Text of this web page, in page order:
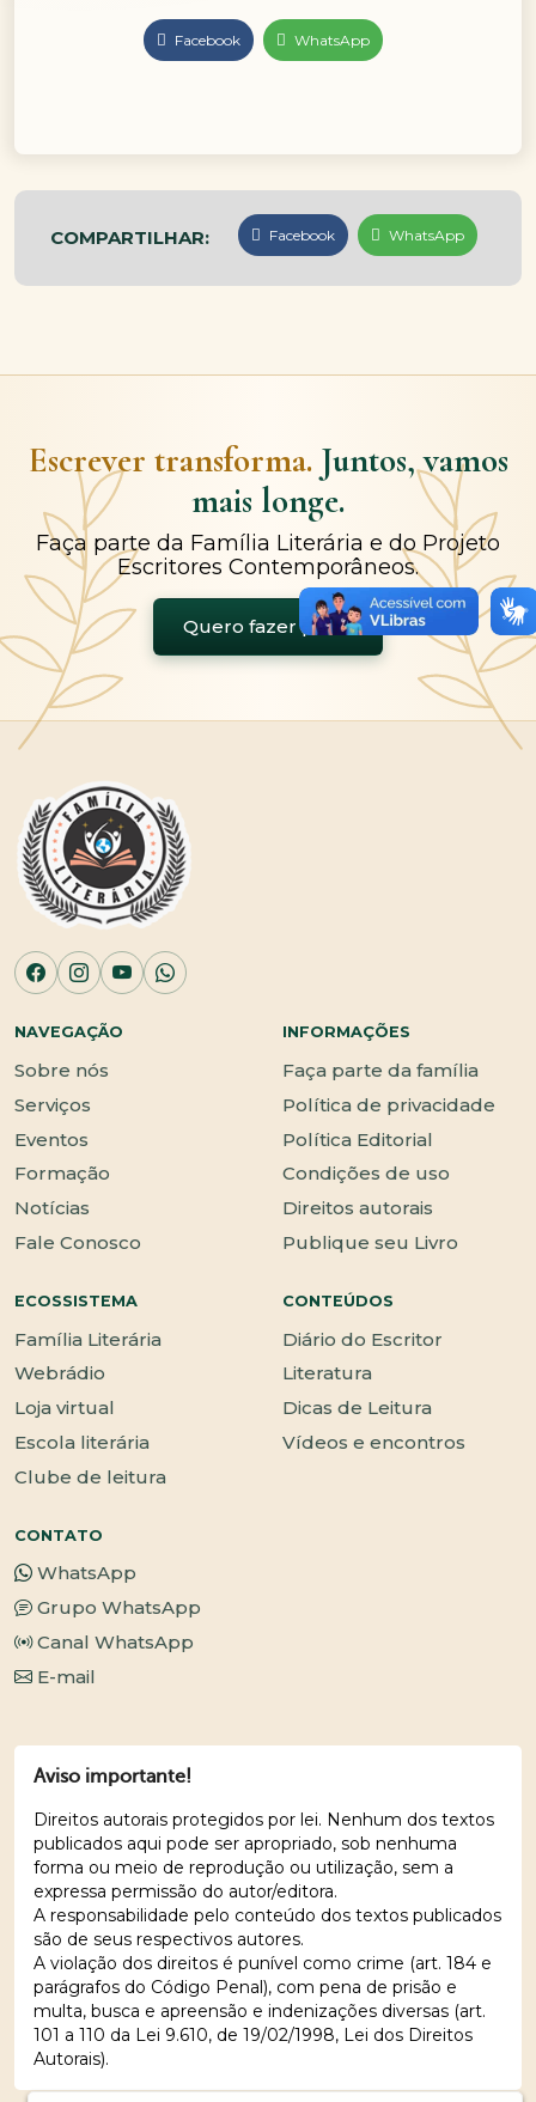
Facebook WhatsApp
COMPARTILHAR: Facebook WhatsApp
Escrever transforma. Juntos, vamos
mais longe.
Faça parte da Família Literária e do Projeto
Escritores Contemporâneos.
Quero fazer parte
NAVEGAÇÃO
Sobre nós
Serviços
Eventos
Formação
Notícias
Fale Conosco
INFORMAÇÕES
Faça parte da família
Política de privacidade
Política Editorial
Condições de uso
Direitos autorais
Publique seu Livro
ECOSSISTEMA
Família Literária
Webrádio
Loja virtual
Escola literária
Clube de leitura
CONTEÚDOS
Diário do Escritor
Literatura
Dicas de Leitura
Vídeos e encontros
CONTATO
WhatsApp
Grupo WhatsApp
Canal WhatsApp
E-mail
Aviso importante!
Direitos autorais protegidos por lei. Nenhum dos textos
publicados aqui pode ser apropriado, sob nenhuma
forma ou meio de reprodução ou utilização, sem a
expressa permissão do autor/editora.
A responsabilidade pelo conteúdo dos textos publicados
são de seus respectivos autores.
A violação dos direitos é punível como crime (art. 184 e
parágrafos do Código Penal), com pena de prisão e
multa, busca e apreensão e indenizações diversas (art.
101 a 110 da Lei 9.610, de 19/02/1998, Lei dos Direitos
Autorais).